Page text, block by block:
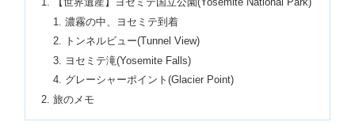
【世界遺産】ヨセミテ国立公園(Yosemite National Park)
濃霧の中、ヨセミテ到着
トンネルビュー(Tunnel View)
ヨセミテ滝(Yosemite Falls)
グレーシャーポイント(Glacier Point)
旅のメモ